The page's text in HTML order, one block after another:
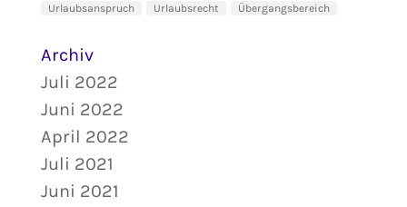
Urlaubsanspruch
Urlaubsrecht Übergangsbereich
Archiv
Juli 2022
Juni 2022
April 2022
Juli 2021
Juni 2021